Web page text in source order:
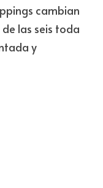
cambian
las seis toda
y